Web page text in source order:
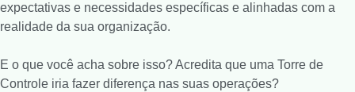
expectativas e necessidades específicas e alinhadas com a
realidade da sua organização.
E o que você acha sobre isso? Acredita que uma Torre de
Controle iria fazer diferença nas suas operações?